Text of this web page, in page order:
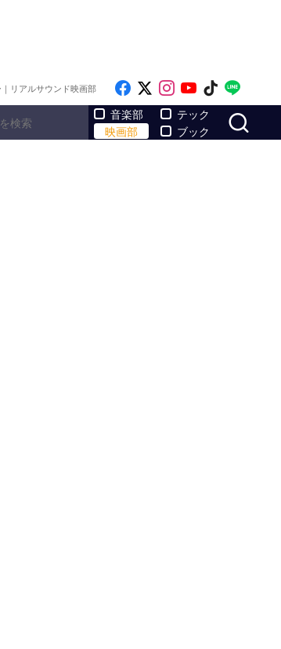
リアルサウンド映画部 Like on Facebook
Follow on x
Follow on
Follow on
Follow
音楽部
映画部
テック
ブック